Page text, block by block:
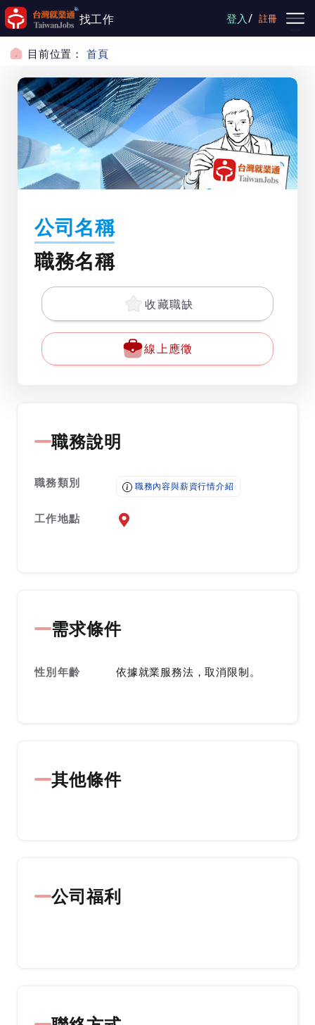
跳到主要內容
找工作 登入/ 註冊
目前位置： 首頁
公司名稱
職務名稱
收藏職缺
線上應徵
職務說明
職務類別 職務內容與薪資行情介紹
工作地點 前往查看地圖
需求條件
性別年齡 依據就業服務法，取消限制。
其他條件
公司福利